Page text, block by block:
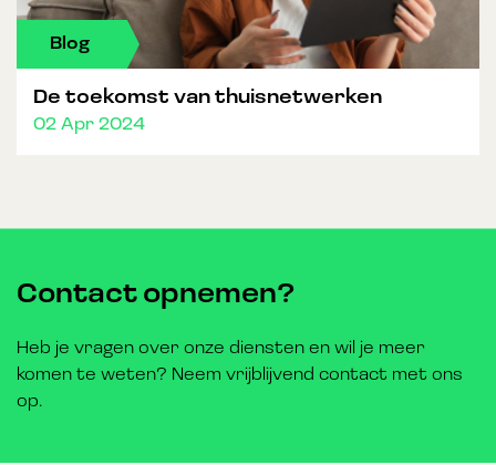
Blog
De toekomst van thuisnetwerken
02 Apr 2024
Contact opnemen?
Heb je vragen over onze diensten en wil je meer
komen te weten? Neem vrijblijvend contact met ons
op.